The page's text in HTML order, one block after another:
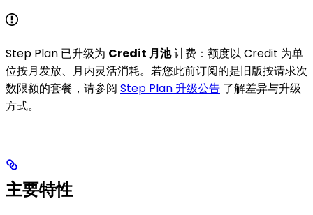
Step Plan 已升级为 Credit 月池计费：额度以 Credit 为单
位按月发放、月内灵活消耗。若您此前订阅的是旧版按请求次
数限额的套餐，请参阅 Step Plan 升级公告 了解差异与升级
方式。
主要特性